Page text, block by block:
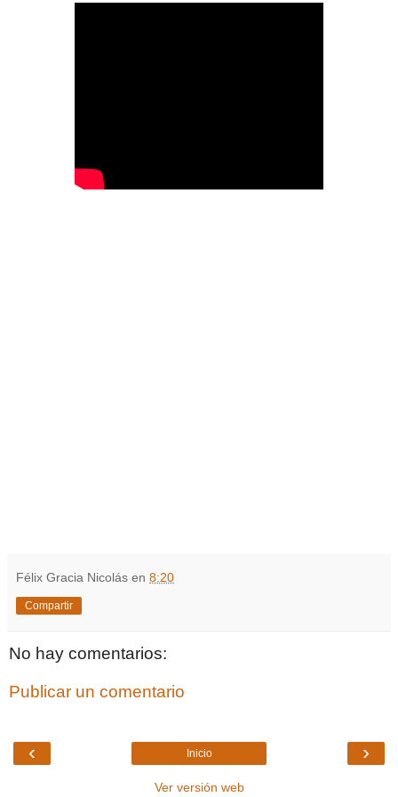
Félix Gracia Nicolás en 8:20
Compartir
No hay comentarios:
Publicar un comentario
‹ ›
Inicio
Ver versión web